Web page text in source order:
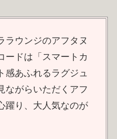
ラウンジのアフタヌ
ードは「スマートカ
感あふれるラグジュ
ながらいただくアフ
躍り、大人気なのが